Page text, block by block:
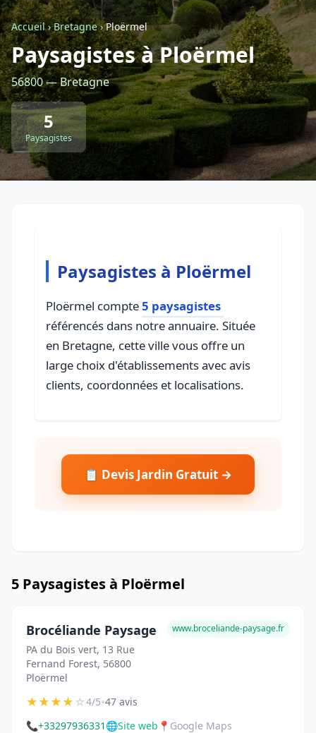
Retour à la liste des métiers
CGU- Confidentialité - Service proposé parViteUnDevis.com-Vous
Accueil›Bretagne›Ploërmel
Paysagistes à Ploërmel
56800 — Bretagne
5
Paysagistes
Paysagistes à Ploërmel
Ploërmel compte5 paysagistes
référencés dans notre annuaire. Située
en Bretagne, cette ville vous offre un
large choix d'établissements avec avis
clients, coordonnées et localisations.
📋 Devis Jardin Gratuit →
5 Paysagistes à Ploërmel
Brocéliande Paysage
PA du Bois vert, 13 Rue
Fernand Forest, 56800
Ploërmel
www.broceliande-paysage.fr
★★★★☆4/5•47 avis
📞+33297936331 🌐Site web 📍 Google Maps